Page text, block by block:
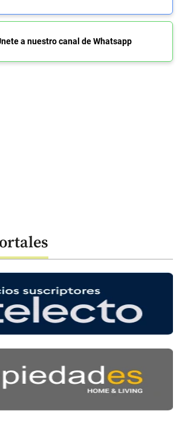
a nuestro canal de Whatsapp